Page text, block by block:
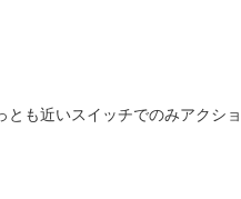
も近いスイッチでのみアクシ